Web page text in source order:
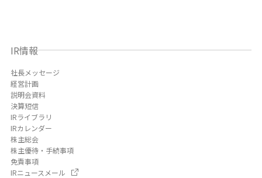
IR情報
社長メッセージ
経営計画
説明会資料
決算短信
IRライブラリ
IRカレンダー
株主総会
株主優待・手続事項
免責事項
IRニュースメール